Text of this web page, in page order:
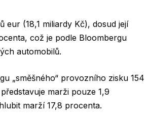
(18,1 miliardy Kč), dosud její
což je podle Bloombergu
automobilů.
„směšného“ provozního zisku 154
marži pouze 1,9
marží 17,8 procenta.